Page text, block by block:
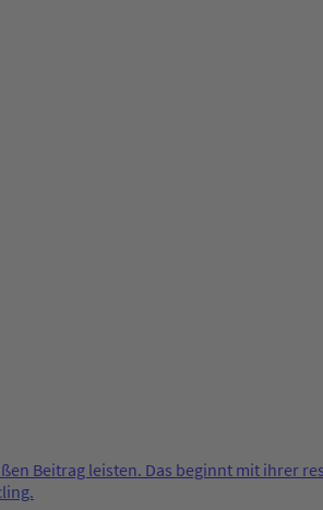
Beitrag leisten. Das beginnt mit ihrer